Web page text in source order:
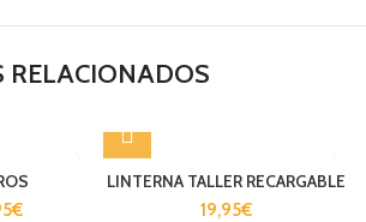
RELACIONADOS
€
LINTERNA TALLER RECARGABLE
19,95€